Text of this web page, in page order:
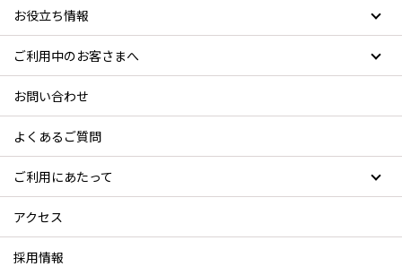
す。
推奨環境はこちらより、事前にご確認ください。
お役立ち情報
ご利用中のお客さまへ
お問い合わせ
よくあるご質問
ご利用にあたって
アクセス
採用情報